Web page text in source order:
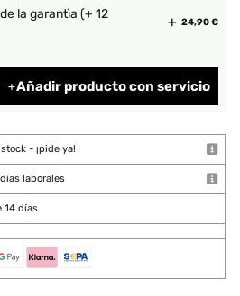
la garantìa (+ 12
24,90 €
Añadir producto con servicio
- ¡pide ya!
laborales
14 días